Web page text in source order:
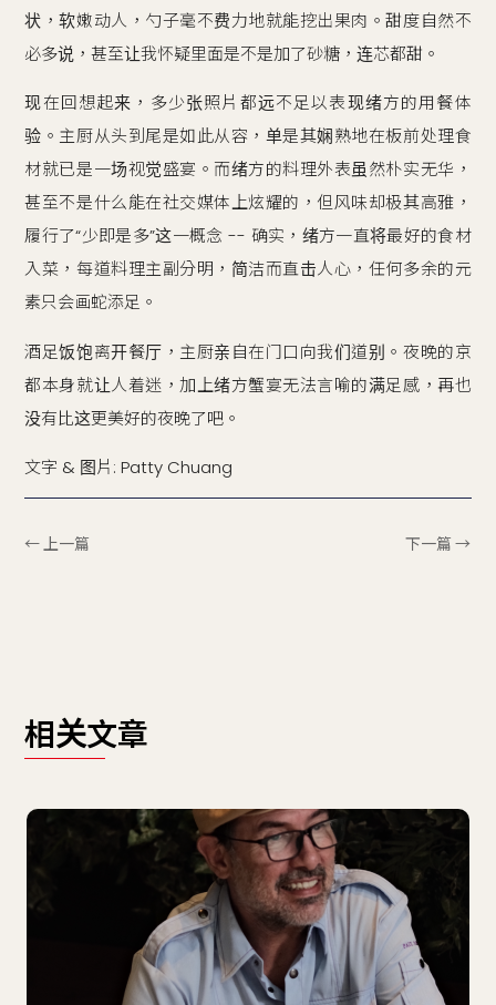
状，软嫩动人，勺子毫不费力地就能挖出果肉。甜度自然不
必多说，甚至让我怀疑里面是不是加了砂糖，连芯都甜。
现在回想起来，多少张照片都远不足以表现绪方的用餐体
验。主厨从头到尾是如此从容，单是其娴熟地在板前处理食
材就已是一场视觉盛宴。而绪方的料理外表虽然朴实无华，
甚至不是什么能在社交媒体上炫耀的，但风味却极其高雅，
履行了“少即是多”这一概念 -- 确实，绪方一直将最好的食材
入菜，每道料理主副分明，简洁而直击人心，任何多余的元
素只会画蛇添足。
酒足饭饱离开餐厅，主厨亲自在门口向我们道别。夜晚的京
都本身就让人着迷，加上绪方蟹宴无法言喻的满足感，再也
没有比这更美好的夜晚了吧。
文字 & 图片: Patty Chuang
← 上一篇 下一篇 →
相关文章